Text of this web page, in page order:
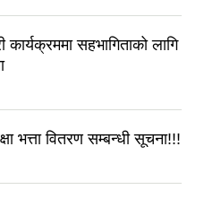
सहभागिताको लागि
भत्ता वितरण सम्बन्धी सूचना!!!